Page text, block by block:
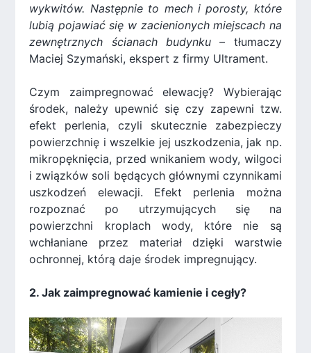
wykwitów. Następnie to mech i porosty, które
lubią pojawiać się w zacienionych miejscach na
zewnętrznych ścianach budynku – tłumaczy
Maciej Szymański, ekspert z firmy Ultrament.
Czym zaimpregnować elewację? Wybierając
środek, należy upewnić się czy zapewni tzw.
efekt perlenia, czyli skutecznie zabezpieczy
powierzchnię i wszelkie jej uszkodzenia, jak np.
mikropęknięcia, przed wnikaniem wody, wilgoci
i związków soli będących głównymi czynnikami
uszkodzeń elewacji. Efekt perlenia można
rozpoznać po utrzymujących się na
powierzchni kroplach wody, które nie są
wchłaniane przez materiał dzięki warstwie
ochronnej, którą daje środek impregnujący.
2. Jak zaimpregnować kamienie i cegły?